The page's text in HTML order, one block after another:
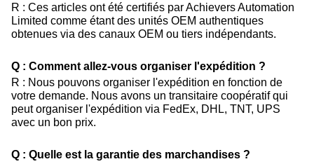
R : Ces articles ont été certifiés par Achievers Automation
Limited comme étant des unités OEM authentiques
obtenues via des canaux OEM ou tiers indépendants.
Q : Comment allez-vous organiser l'expédition ?
R : Nous pouvons organiser l'expédition en fonction de
votre demande. Nous avons un transitaire coopératif qui
peut organiser l'expédition via FedEx, DHL, TNT, UPS
avec un bon prix.
Q : Quelle est la garantie des marchandises ?